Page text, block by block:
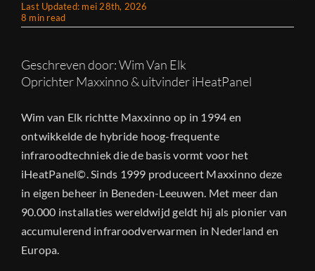
Last Updated: mei 28th, 2026
8 min read
Geschreven door: Wim Van Elk
Oprichter Maxxinno & uitvinder iHeatPanel
Wim van Elk richtte Maxxinno op in 1994 en
ontwikkelde de hybride hoog-frequente
infraroodtechniek die de basis vormt voor het
iHeatPanel©. Sinds 1999 produceert Maxxinno deze
in eigen beheer in Beneden-Leeuwen. Met meer dan
90.000 installaties wereldwijd geldt hij als pionier van
accumulerend infraroodverwarmen in Nederland en
Europa.